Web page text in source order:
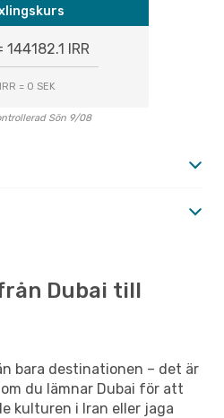
144182.1 IRR
= 0 SEK
Sön 9/08
Dubai till
bara destinationen – det är
du lämnar Dubai för att
kulturen i Iran eller jaga